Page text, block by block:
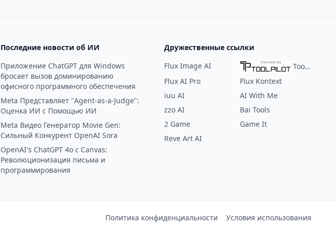
Последние новости об ИИ
Приложение ChatGPT для Windows
бросает вызов доминированию
офисного программного обеспечения
Meta Представляет "Agent-as-a-Judge":
Оценка ИИ с Помощью ИИ
Meta Видео Генератор Movie Gen:
Сильный Конкурент OpenAI Sora
OpenAI's ChatGPT 4o с Canvas:
Революционизация письма и
программирования
Дружественные ссылки
Flux Image AI
ToolPilot
Flux AI Pro
Flux Kontext
iuu AI
AI With Me
zzo AI
Bai Tools
2 Game
Game It
Reve Art AI
Политика конфиденциальности Условия использования